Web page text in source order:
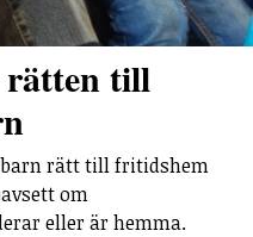
rätten till
barn rätt till fritidshem
om
eller är hemma.